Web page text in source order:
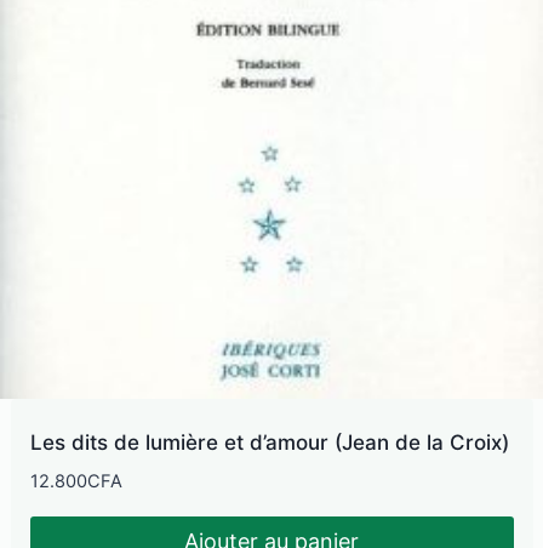
Les dits de lumière et d’amour (Jean de la Croix)
12.800CFA
Ajouter au panier